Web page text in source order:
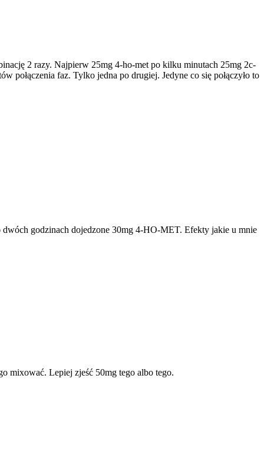
2 razy. Najpierw 25mg 4-ho-met po kilku minutach 25mg 2c-
połączenia faz. Tylko jedna po drugiej. Jedyne co się połączyło to
dwóch godzinach dojedzone 30mg 4-HO-MET. Efekty jakie u mnie
mixować. Lepiej zjeść 50mg tego albo tego.